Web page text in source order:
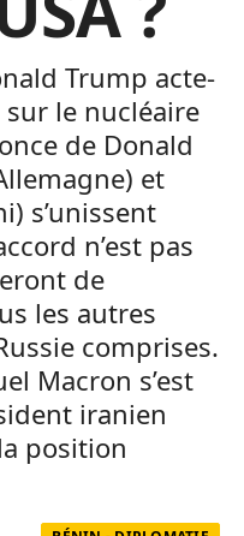
Trump acte-
sur le nucléaire
de Donald
et
s’unissent
n’est pas
de
les autres
comprises.
Macron s’est
iranien
position